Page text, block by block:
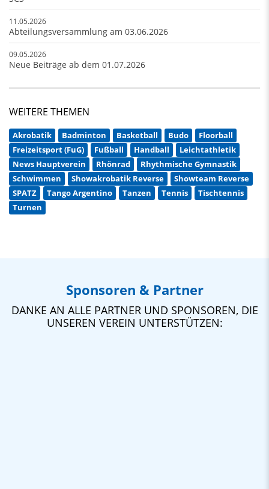
11.05.2026
Abteilungsversammlung am 03.06.2026
09.05.2026
Neue Beiträge ab dem 01.07.2026
WEITERE THEMEN
Akrobatik Badminton Basketball Budo
Floorball
Freizeitsport (FuG)
Fußball Handball
Leichtathletik
News Hauptverein
Rhönrad
Rhythmische Gymnastik
Schwimmen
Showakrobatik Reverse
Showteam Reverse
SPATZ
Tango Argentino Tanzen Tennis
Tischtennis
Turnen
Sponsoren & Partner
DANKE AN ALLE PARTNER UND SPONSOREN, DIE
UNSEREN VEREIN UNTERSTÜTZEN: